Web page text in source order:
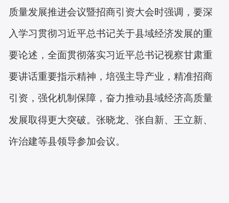
质量发展推进会议暨招商引资大会时强调，要深
入学习贯彻习近平总书记关于县域经济发展的重
要论述，全面贯彻落实习近平总书记视察甘肃重
要讲话重要指示精神，培强主导产业，精准招商
引资，强化机制保障，奋力推动县域经济高质量
发展取得更大突破。张晓龙、张自新、王立新、
许治建等县领导参加会议。